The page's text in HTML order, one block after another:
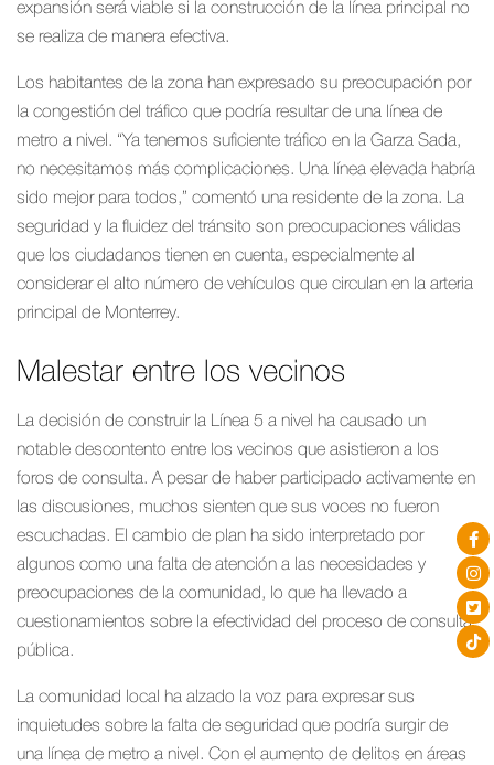
expansión será viable si la construcción de la línea principal no
se realiza de manera efectiva.
Los habitantes de la zona han expresado su preocupación por
la congestión del tráfico que podría resultar de una línea de
metro a nivel. “Ya tenemos suficiente tráfico en la Garza Sada,
no necesitamos más complicaciones. Una línea elevada habría
sido mejor para todos,” comentó una residente de la zona. La
seguridad y la fluidez del tránsito son preocupaciones válidas
que los ciudadanos tienen en cuenta, especialmente al
considerar el alto número de vehículos que circulan en la arteria
principal de Monterrey.
Malestar entre los vecinos
La decisión de construir la Línea 5 a nivel ha causado un
notable descontento entre los vecinos que asistieron a los
foros de consulta. A pesar de haber participado activamente en
las discusiones, muchos sienten que sus voces no fueron
escuchadas. El cambio de plan ha sido interpretado por
algunos como una falta de atención a las necesidades y
preocupaciones de la comunidad, lo que ha llevado a
cuestionamientos sobre la efectividad del proceso de consulta
pública.
La comunidad local ha alzado la voz para expresar sus
inquietudes sobre la falta de seguridad que podría surgir de
una línea de metro a nivel. Con el aumento de delitos en áreas